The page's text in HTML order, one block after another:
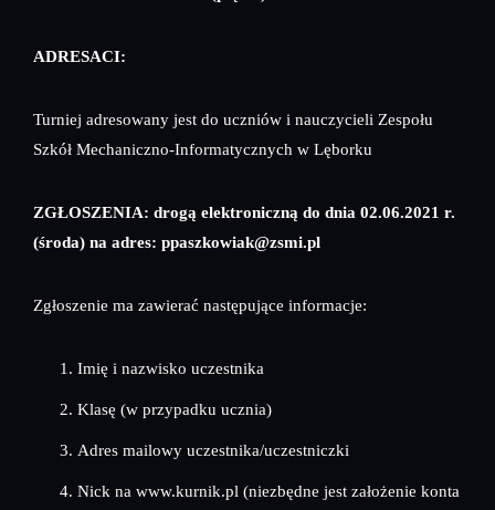
ADRESACI:
Turniej adresowany jest do uczniów i nauczycieli Zespołu
Szkół Mechaniczno-Informatycznych w Lęborku
ZGŁOSZENIA: drogą elektroniczną do dnia 02.06.2021 r.
(środa) na adres: ppaszkowiak@zsmi.pl
Zgłoszenie ma zawierać następujące informacje:
Imię i nazwisko uczestnika
Klasę (w przypadku ucznia)
Adres mailowy uczestnika/uczestniczki
Nick na www.kurnik.pl (niezbędne jest założenie konta